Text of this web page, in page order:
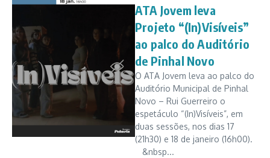
ATA Jovem leva
Projeto “(In)Visíveis”
ao palco do Auditório
de Pinhal Novo
O ATA Jovem leva ao palco do
Auditório Municipal de Pinhal
Novo – Rui Guerreiro o
espetáculo “(In)Visíveis”, em
duas sessões, nos dias 17
(21h30) e 18 de janeiro (16h00).
&nbsp...